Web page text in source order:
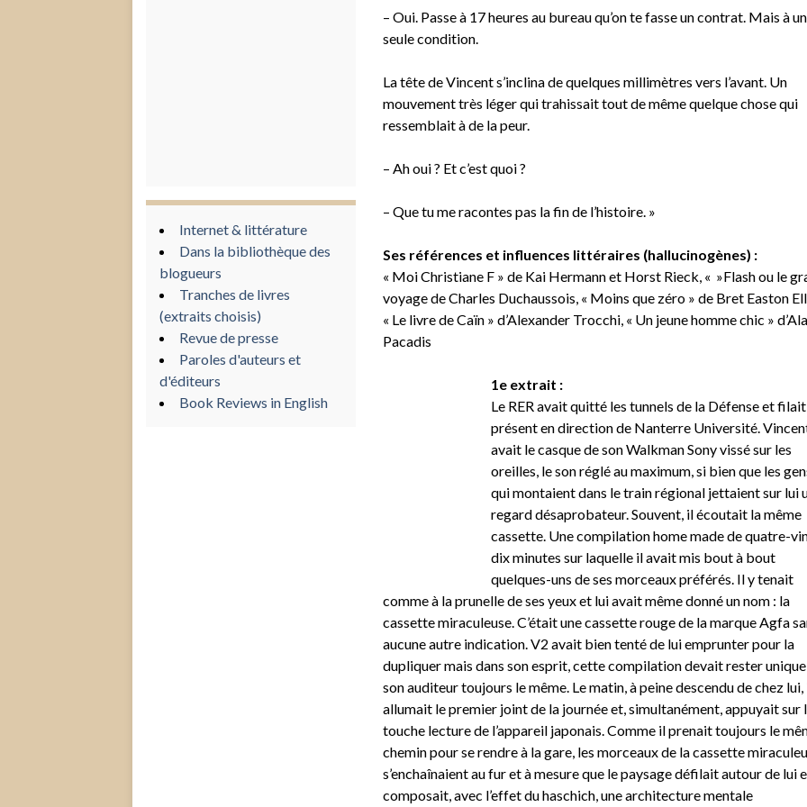
– Oui. Passe à 17 heures au bureau qu’on te fasse un contrat. Mais à
seule condition.
La tête de Vincent s’inclina de quelques millimètres vers l’avant. Un
mouvement très léger qui trahissait tout de même quelque chose qui
ressemblait à de la peur.
– Ah oui ? Et c’est quoi ?
– Que tu me racontes pas la fin de l’histoire. »
Ses références et influences littéraires (hallucinogènes) :
« Moi Christiane F » de Kai Hermann et Horst Rieck, « »Flash ou le
voyage de Charles Duchaussois, « Moins que zéro » de Bret Easton
« Le livre de Caïn » d’Alexander Trocchi, « Un jeune homme chic »
Pacadis
1e extrait :
Le RER avait quitté les tunnels de la Défense et
présent en direction de Nanterre Université.
avait le casque de son Walkman Sony vissé sur les
oreilles, le son réglé au maximum, si bien que les
qui montaient dans le train régional jettaient sur lui
regard désaprobateur. Souvent, il écoutait la même
cassette. Une compilation home made de quatre-
dix minutes sur laquelle il avait mis bout à bout
quelques-uns de ses morceaux préférés. Il y tenait
comme à la prunelle de ses yeux et lui avait même donné un nom : la
cassette miraculeuse. C’était une cassette rouge de la marque Agfa
aucune autre indication. V2 avait bien tenté de lui emprunter pour la
dupliquer mais dans son esprit, cette compilation devait rester
son auditeur toujours le même. Le matin, à peine descendu de chez lui,
allumait le premier joint de la journée et, simultanément, appuyait sur
touche lecture de l’appareil japonais. Comme il prenait toujours le
chemin pour se rendre à la gare, les morceaux de la cassette
s’enchaînaient au fur et à mesure que le paysage défilait autour de lui
composait, avec l’effet du haschich, une architecture mentale
Internet & littérature
Dans la bibliothèque des
blogueurs
Tranches de livres
(extraits choisis)
Revue de presse
Paroles d'auteurs et
d'éditeurs
Book Reviews in English